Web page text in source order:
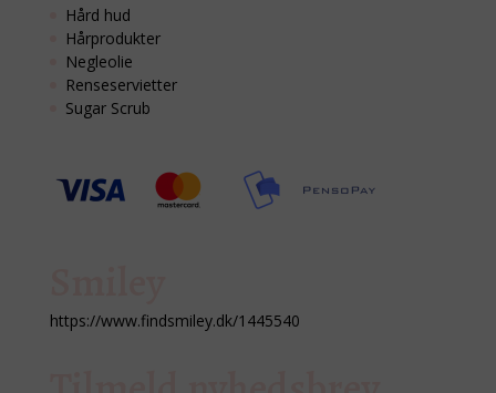
Hård hud
Hårprodukter
Negleolie
Renseservietter
Sugar Scrub
https://www.findsmiley.dk/1445540